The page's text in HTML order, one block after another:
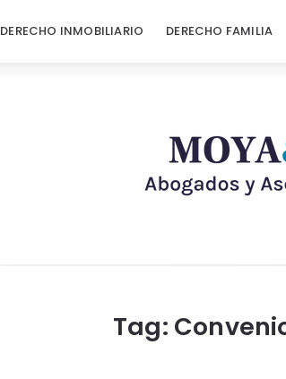
DERECHO INMOBILIARIO DERECHO FAMILIA
Tag: